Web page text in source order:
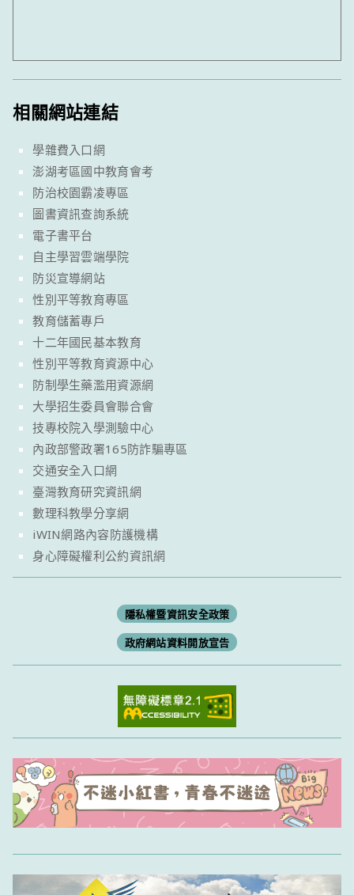
相關網站連結
學雜費入口網
澎湖考區國中教育會考
防治校園霸凌專區
圖書資訊查詢系統
電子書平台
自主學習雲端學院
防災宣導網站
性別平等教育專區
教育儲蓄專戶
十二年國民基本教育
性別平等教育資源中心
防制學生藥濫用資源網
大學招生委員會聯合會
技專校院入學測驗中心
內政部警政署165防詐騙專區
交通安全入口網
臺灣教育研究資訊網
數理科教學分享網
iWIN網路內容防護機構
身心障礙權利公約資訊網
隱私權暨資訊安全政策
政府網站資料開放宣告